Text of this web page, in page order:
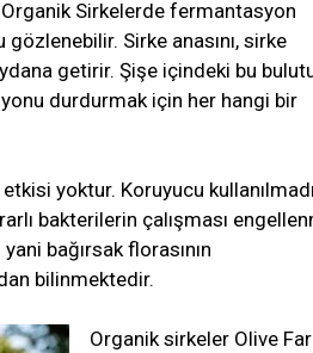
Sirkelerde fermantasyon
Sirke anasını, sirke
getirir. Şişe içindeki bu
durdurmak için her hangi bir
yoktur. Koruyucu
bakterilerin çalışması
bağırsak florasının
bilinmektedir.
Organik sirkeler Olive